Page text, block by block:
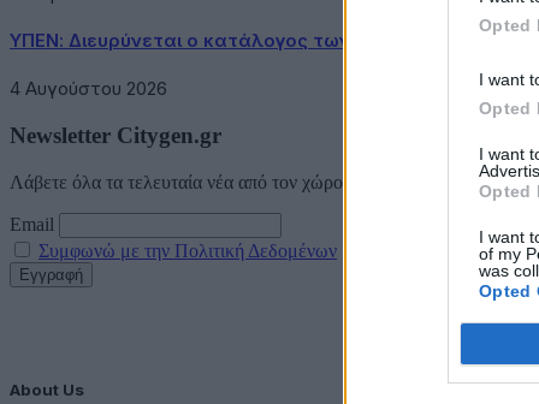
Opted
I want
Opted
I want
Opted
I want
of my
was
Opted
ΥΠΕΝ: Διευρύνεται ο κατάλογος των Προστατευόμενων
4 Αυγούστου 2026
Newsletter Citygen.gr
Λάβετε όλα τα τελευταία νέα από τον χώρο της Πολιτικής
Email
Συμφωνώ με την Πολιτική Δεδομένων
About Us